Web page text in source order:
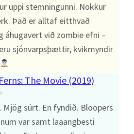
uppi stemningunni. Nokkur
Það er alltaf eitthvað
við zombie efni –
sjónvarpsþættir, kvikmyndir
The Movie (2019)
Mjög súrt. En fyndið. Bloopers
var samt laaangbesti